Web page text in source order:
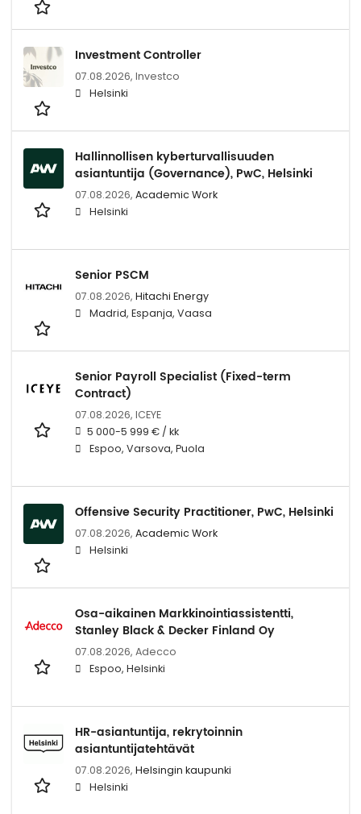
Investment Controller
07.08.2026, Investco
Helsinki
Hallinnollisen kyberturvallisuuden
asiantuntija (Governance), PwC, Helsinki
07.08.2026, Academic Work
Helsinki
Senior PSCM
07.08.2026, Hitachi Energy
Madrid, Espanja, Vaasa
Senior Payroll Specialist (Fixed-term
Contract)
07.08.2026, ICEYE
5 000-5 999 € / kk
Espoo, Varsova, Puola
Offensive Security Practitioner, PwC, Helsinki
07.08.2026, Academic Work
Helsinki
Osa-aikainen Markkinointiassistentti,
Stanley Black & Decker Finland Oy
07.08.2026, Adecco
Espoo, Helsinki
HR-asiantuntija, rekrytoinnin
asiantuntijatehtävät
07.08.2026, Helsingin kaupunki
Helsinki